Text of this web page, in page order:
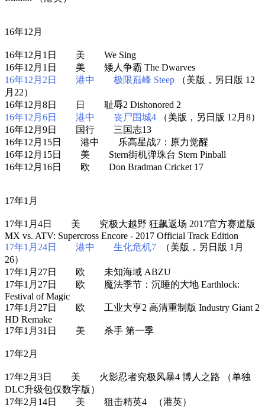
16年12月
16年12月1日 美 We Sing
16年12月1日 美 矮人争霸 The Dwarves
16年12月2日 港中 极限巅峰 Steep （美版，另日版 12
月22）
16年12月8日 日 耻辱2 Dishonored 2
16年12月6日 港中 丧尸围城4 （美版，另日版 12月8）
16年12月9日 国行 三国志13
16年12月15日 港中 乐高星战7：原力觉醒
16年12月15日 美 Stern街机弹珠台 Stern Pinball
16年12月16日 欧 Don Bradman Cricket 17
17年1月
17年1月4日 美 究极大越野 狂飙返场 2017官方赛道版
MX vs. ATV: Supercross Encore - 2017 Official Track Edition
17年1月24日 港中 生化危机7 （美版，另日版 1月
26）
17年1月27日 欧 未知海域 ABZU
17年1月27日 欧 魔法季节：沉睡的大地 Earthlock:
Festival of Magic
17年1月27日 欧 工业大亨2 高清重制版 Industry Giant 2
HD Remake
17年1月31日 美 杀手 第一季
17年2月
17年2月3日 美 火影忍者究极风暴4 博人之路 （单独
DLC升级包仅数字版）
17年2月14日 美 狙击精英4 （港英）